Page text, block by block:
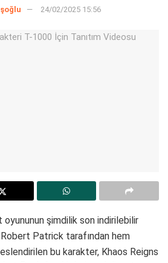
24/02/2025 15:56
şimdilik son indirilebilir
Patrick tarafından hem
bu karakter, Khaos Reigns